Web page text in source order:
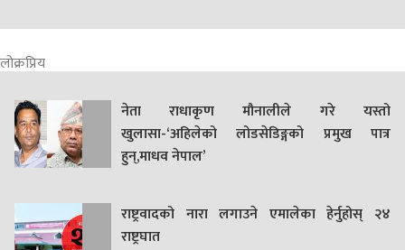
लोक्रप्रिय
नेता राधाकृण मौनालीले गरे यस्तो
खुलासा-‘अहिलेको लोडसेडिङ्गको प्रमुख पात्र
हुन्,माधव नेपाल’
राष्ट्रवादको नारा लगाउने एमालेका हेर्नुहोस् २४
राष्ट्रघात